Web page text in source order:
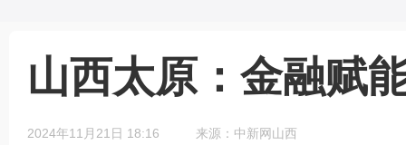
山西太原：金融赋
2024年11月21日 18:16 来源：中新网山西